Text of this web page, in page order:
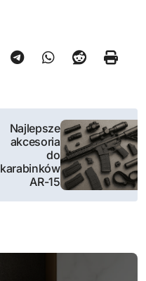
Najlepsze
akcesoria
do
karabinków
AR-15